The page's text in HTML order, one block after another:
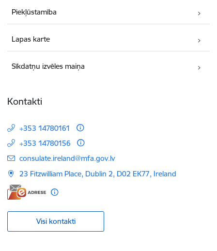
Piekļūstamība
Lapas karte
Sīkdatņu izvēles maiņa
Kontakti
+353 14780161
+353 14780156
E-pasts:
consulate.ireland@mfa.gov.lv
23 Fitzwilliam Place, Dublin 2, D02 EK77, Ireland
Visi kontakti